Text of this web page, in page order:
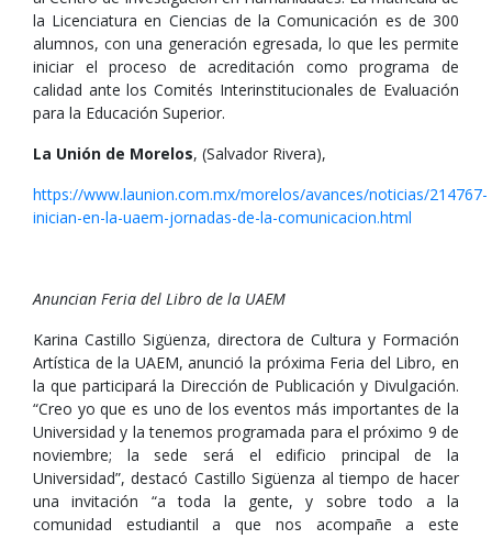
la Licenciatura en Ciencias de la Comunicación es de 300
alumnos, con una generación egresada, lo que les permite
iniciar el proceso de acreditación como programa de
calidad ante los Comités Interinstitucionales de Evaluación
para la Educación Superior.
La Unión de Morelos, (Salvador Rivera),
https://www.launion.com.mx/morelos/avances/noticias/214767-
inician-en-la-uaem-jornadas-de-la-comunicacion.html
Anuncian Feria del Libro de la UAEM
Karina Castillo Sigüenza, directora de Cultura y Formación
Artística de la UAEM, anunció la próxima Feria del Libro, en
la que participará la Dirección de Publicación y Divulgación.
“Creo yo que es uno de los eventos más importantes de la
Universidad y la tenemos programada para el próximo 9 de
noviembre; la sede será el edificio principal de la
Universidad”, destacó Castillo Sigüenza al tiempo de hacer
una invitación “a toda la gente, y sobre todo a la
comunidad estudiantil a que nos acompañe a este